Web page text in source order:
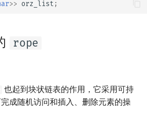
Powerful Number 筛
Meissel–Lehmer 算法
>> orz_list ;
rope
也起到块状链表的作用，它采用可持
成随机访问和插入、删除元素的操